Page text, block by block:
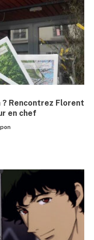
? Rencontrez Florent
en chef